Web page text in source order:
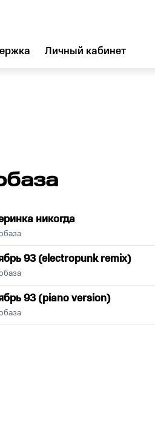
Личный кабинет
никогда
93 (electropunk remix)
93 (piano version)